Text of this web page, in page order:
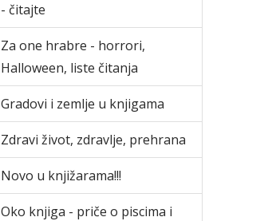
- čitajte
Za one hrabre - horrori,
Halloween, liste čitanja
Gradovi i zemlje u knjigama
Zdravi život, zdravlje, prehrana
Novo u knjižarama!!!
Oko knjiga - priče o piscima i